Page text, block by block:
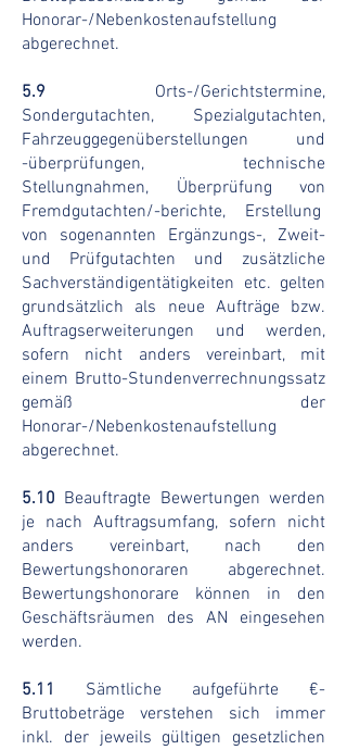
Honorar-/Nebenkostenaufstellung
abgerechnet.
5.9 Orts-/Gerichtstermine,
Sondergutachten, Spezialgutachten,
Fahrzeuggegenüberstellungen und
-überprüfungen, technische
Stellungnahmen, Überprüfung von
Fremdgutachten/-berichte, Erstellung
von sogenannten Ergänzungs-, Zweit-
und Prüfgutachten und zusätzliche
Sachverständigentätigkeiten etc. gelten
grundsätzlich als neue Aufträge bzw.
Auftragserweiterungen und werden,
sofern nicht anders vereinbart, mit
einem Brutto-Stundenverrechnungssatz
gemäß der
Honorar-/Nebenkostenaufstellung
abgerechnet.
5.10 Beauftragte Bewertungen werden
je nach Auftragsumfang, sofern nicht
anders vereinbart, nach den
Bewertungshonoraren abgerechnet.
Bewertungshonorare können in den
Geschäftsräumen des AN eingesehen
werden.
5.11
Sämtliche aufgeführte €-
Bruttobeträge verstehen sich immer
inkl. der jeweils gültigen gesetzlichen